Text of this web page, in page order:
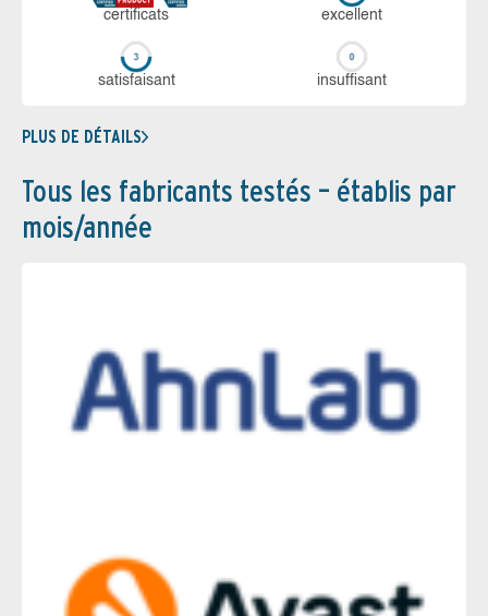
certi­ficats ex­cellent
sa­tis­fai­sant in­suf­fi­sant
PLUS DE DÉTAILS
Tous les fabricants testés – établis par
mois/année